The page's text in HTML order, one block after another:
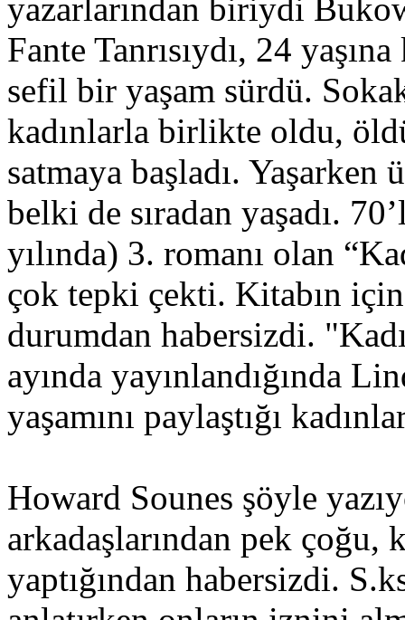
yazarlarından biriydi
Fante Tanrısıydı, 24
sefil bir yaşam sürdü.
kadınlarla birlikte oldu,
satmaya başladı. Yaşarken
belki de sıradan yaşadı.
yılında) 3. romanı olan
çok tepki çekti. Kitabın
durumdan habersizdi.
ayında yayınlandığında
yaşamını paylaştığı
Howard Sounes şöyle
arkadaşlarından pek çoğu,
yaptığından habersizdi.